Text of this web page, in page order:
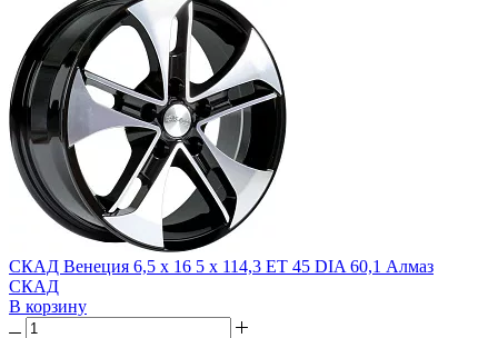
СКАД Венеция 6,5 x 16 5 x 114,3 ET 45 DIA 60,1 Алмаз
СКАД
В корзину